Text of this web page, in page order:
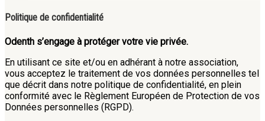
Politique de confidentialité
Odenth s’engage à protéger votre vie privée.
En utilisant ce site et/ou en adhérant à notre association,
vous acceptez le traitement de vos données personnelles tel
que décrit dans notre politique de confidentialité, en plein
conformité avec le Règlement Européen de Protection de vos
Données personnelles (RGPD).